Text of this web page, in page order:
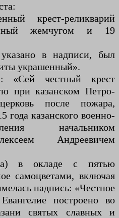
крест-реликварий
жемчугом и 19
в надписи, был
украшенный».
«Сей честный крест
при казанском Петро-
после пожара,
года казанского военно-
начальником
Андреевичем
в окладе с пятью
самоцветами, включая
надпись: «Честное
построено во
святых славных и